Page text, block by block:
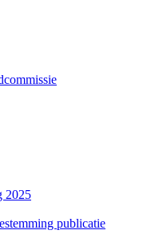
2025
publicatie